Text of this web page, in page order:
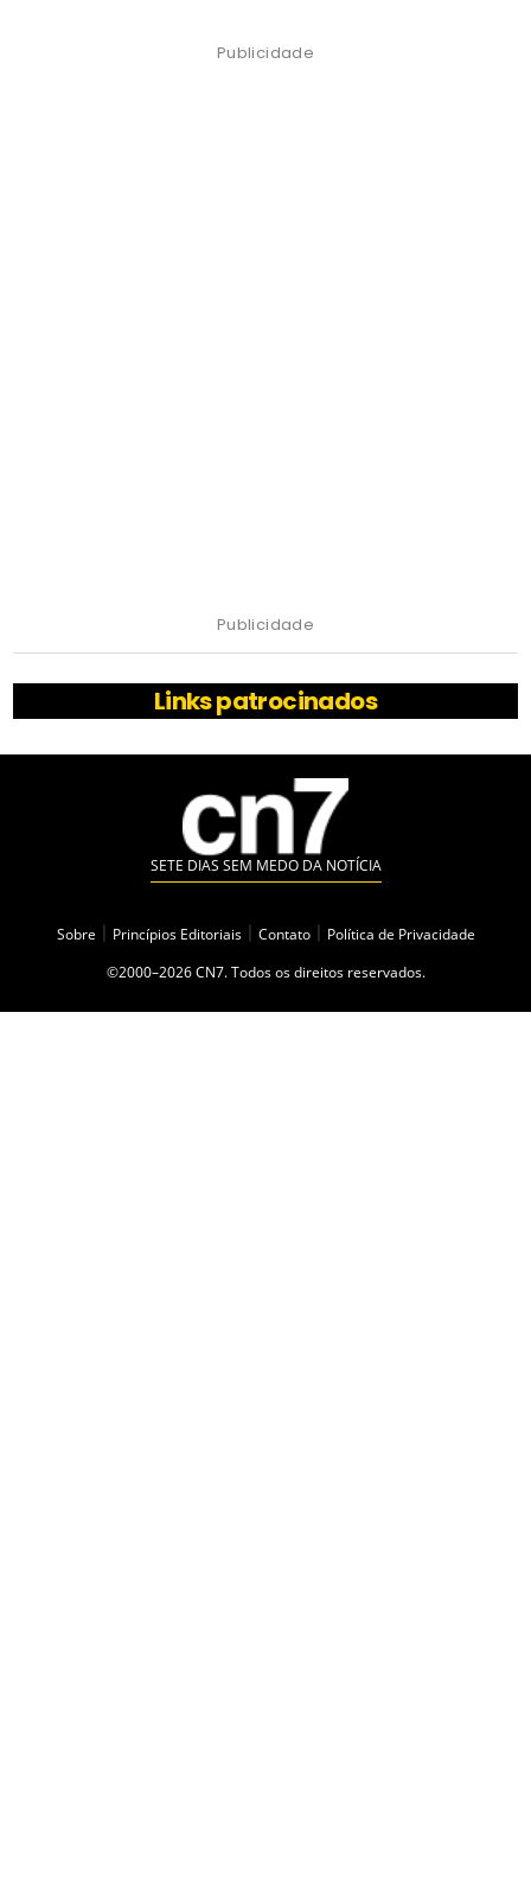
Publicidade
Publicidade
Links patrocinados
SETE DIAS SEM MEDO DA NOTÍCIA
Sobre Princípios Editoriais Contato
Política de Privacidade
©2000–2026 CN7. Todos os direitos reservados.